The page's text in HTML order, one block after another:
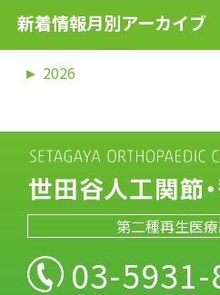
新着情報月別アーカイブ
► 2026
第二種再生医
03-5931-